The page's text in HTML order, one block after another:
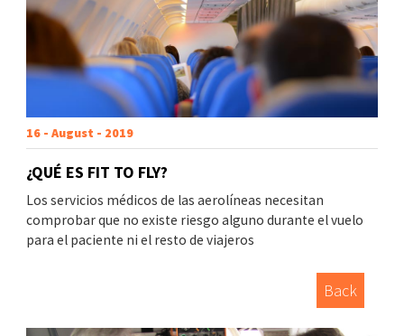
16 - August - 2019
¿QUÉ ES FIT TO FLY?
Los servicios médicos de las aerolíneas necesitan
comprobar que no existe riesgo alguno durante el vuelo
para el paciente ni el resto de viajeros
Back